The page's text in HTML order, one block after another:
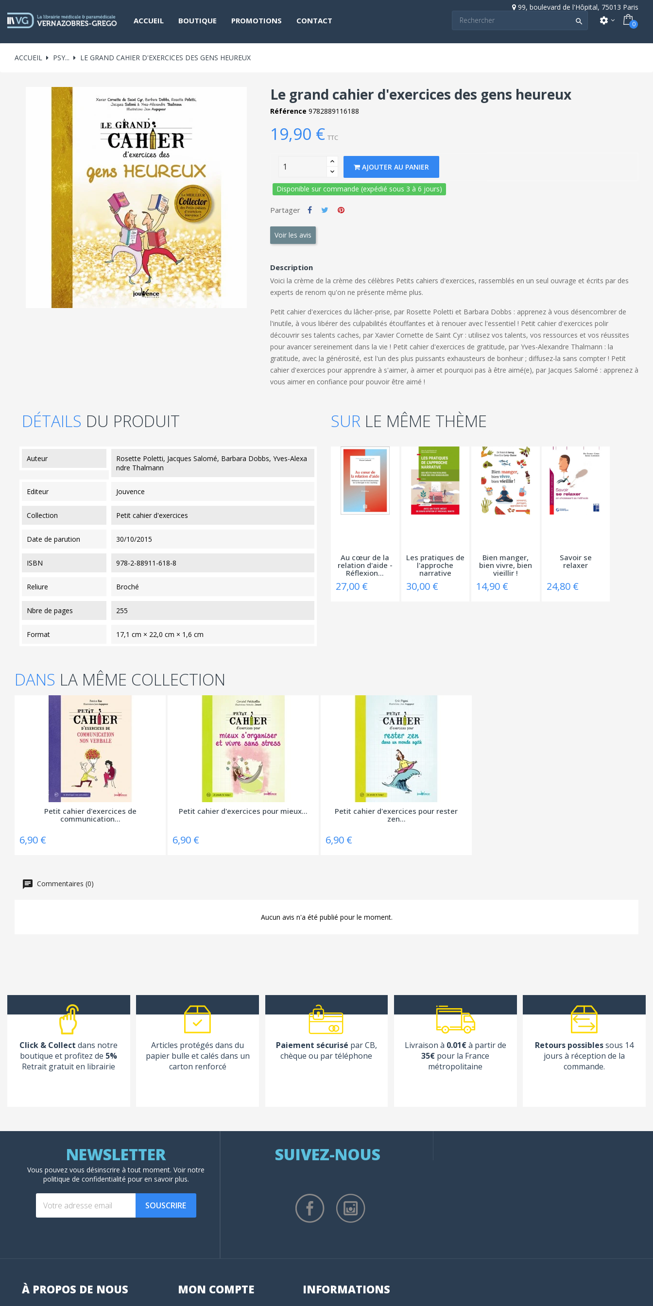
99, boulevard de l'Hôpital, 75013 Paris
ACCUEIL BOUTIQUE PROMOTIONS CONTACT  settings 0
ACCUEIL PSY... LE GRAND CAHIER D'EXERCICES DES GENS HEUREUX
Le grand cahier d'exercices des gens heureux
Référence 9782889116188
19,90 € TTC
AJOUTER AU PANIER
Disponible sur commande (expédié sous 3 à 6 jours)
Partager
Voir les avis
Description
Voici la crème de la crème des célèbres Petits cahiers d'exercices, rassemblés en un seul ouvrage et écrits par des
experts de renom qu'on ne présente même plus.
Petit cahier d'exercices du lâcher-prise, par Rosette Poletti et Barbara Dobbs : apprenez à vous désencombrer de
l'inutile, à vous libérer des culpabilités étouffantes et à renouer avec l'essentiel ! Petit cahier d'exercices polir
découvrir ses talents caches, par Xavier Cornette de Saint Cyr : utilisez vos talents, vos ressources et vos réussites
pour avancer sereinement dans la vie ! Petit cahier d'exercices de gratitude, par Yves-Alexandre Thalmann : la
gratitude, avec la générosité, est l'un des plus puissants exhausteurs de bonheur ; diffusez-la sans compter ! Petit
cahier d'exercices pour apprendre à s'aimer, à aimer et pourquoi pas à être aimé(e), par Jacques Salomé : apprenez à
vous aimer en confiance pour pouvoir être aimé !
DÉTAILS DU PRODUIT
auteur
Rosette Poletti, Jacques Salomé, Barbara Dobbs, Yves-Alexa
ndre Thalmann
editeur Jouvence
collection Petit cahier d'exercices
date de parution 30/10/2015
ISBN 978-2-88911-618-8
reliure Broché
nbre de pages 255
format 17,1 cm × 22,0 cm × 1,6 cm
SUR LE MÊME THÈME
Au cœur de la
relation d'aide -
Réflexion...
27,00 €
Les pratiques de
l'approche
narrative
30,00 €
Bien manger,
bien vivre, bien
vieillir !
14,90 €
Savoir se
relaxer
24,80 €
DANS LA MÊME COLLECTION
Petit cahier d'exercices de
communication...
6,90 €
Petit cahier d'exercices pour mieux...
6,90 €
Petit cahier d'exercices pour rester
zen...
6,90 €
Commentaires (0)
Aucun avis n'a été publié pour le moment.
Click & Collect dans notre
boutique et profitez de 5%
Retrait gratuit en librairie
Articles protégés dans du
papier bulle et calés dans un
carton renforcé
Paiement sécurisé par CB,
chèque ou par téléphone
Livraison à 0.01€à partir de
35€ pour la France
métropolitaine
Retours possiblessous 14
jours à réception de la
commande.
Vous pouvez vous désinscrire à tout moment. Voirnotre
politique de confidentialité pour en savoir plus.
SOUSCRIRE
SUIVEZ-NOUS
À PROPOS DE NOUS MON COMPTE INFORMATIONS